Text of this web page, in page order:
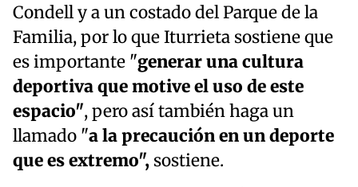
Condell y a un costado del Parque de la
Familia, por lo que Iturrieta sostiene que
es importante "generar una cultura
deportiva que motive el uso de este
espacio", pero así también haga un
llamado "a la precaución en un deporte
que es extremo", sostiene.